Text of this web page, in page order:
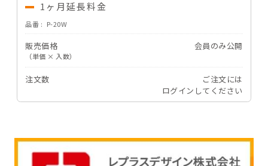
1ヶ月延長料金
品番 P-20W
販売価格
（単価 × 入数）
会員のみ公開
注文数
ご注文には
ログイン してください